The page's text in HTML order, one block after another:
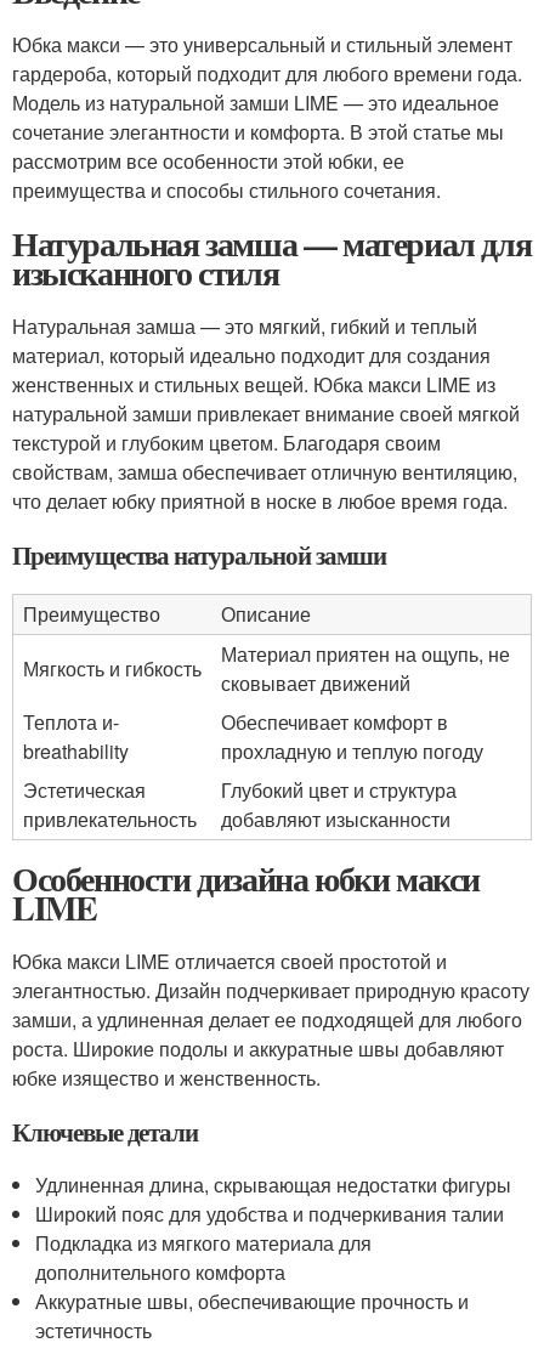
Юбка макси — это универсальный и стильный элемент
гардероба, который подходит для любого времени года.
Модель из натуральной замши LIME — это идеальное
сочетание элегантности и комфорта. В этой статье мы
рассмотрим все особенности этой юбки, ее
преимущества и способы стильного сочетания.
Натуральная замша — материал для
изысканного стиля
Натуральная замша — это мягкий, гибкий и теплый
материал, который идеально подходит для создания
женственных и стильных вещей. Юбка макси LIME из
натуральной замши привлекает внимание своей мягкой
текстурой и глубоким цветом. Благодаря своим
свойствам, замша обеспечивает отличную вентиляцию,
что делает юбку приятной в носке в любое время года.
Преимущества натуральной замши
Преимущество
Описание
Мягкость и гибкость
Материал приятен на ощупь, не
сковывает движений
Теплота и-
breathability
Обеспечивает комфорт в
прохладную и теплую погоду
Эстетическая
привлекательность
Глубокий цвет и структура
добавляют изысканности
Особенности дизайна юбки макси
LIME
Юбка макси LIME отличается своей простотой и
элегантностью. Дизайн подчеркивает природную красоту
замши, а удлиненная делает ее подходящей для любого
роста. Широкие подолы и аккуратные швы добавляют
юбке изящество и женственность.
Ключевые детали
Удлиненная длина, скрывающая недостатки фигуры
Широкий пояс для удобства и подчеркивания талии
Подкладка из мягкого материала для
дополнительного комфорта
Аккуратные швы, обеспечивающие прочность и
эстетичность